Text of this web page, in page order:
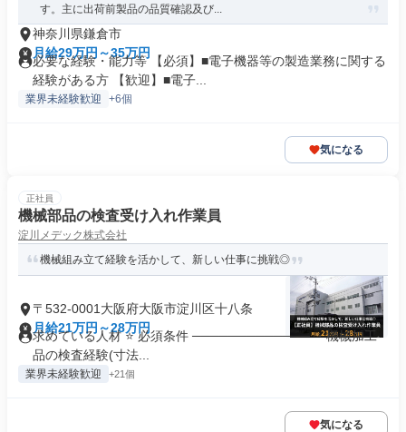
す。主に出荷前製品の品質確認及び...
神奈川県鎌倉市
月給29万円～35万円
必要な経験・能力等 【必須】■電子機器等の製造業務に関する
経験がある方 【歓迎】■電子...
業界未経験歓迎 +6個
気になる
正社員
機械部品の検査受け入れ作業員
淀川メデック株式会社
機械組み立て経験を活かして、新しい仕事に挑戦◎
〒532-0001大阪府大阪市淀川区十八条
月給21万円～28万円
求めている人材 ⭐ 必須条件 ───────────── ・機械加工
品の検査経験(寸法...
業界未経験歓迎 +21個
気になる